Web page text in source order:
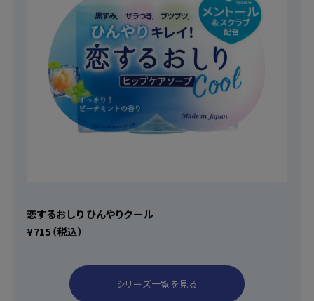
恋するおしり ひんやりクール
¥715（税込）
シリーズ一覧を見る